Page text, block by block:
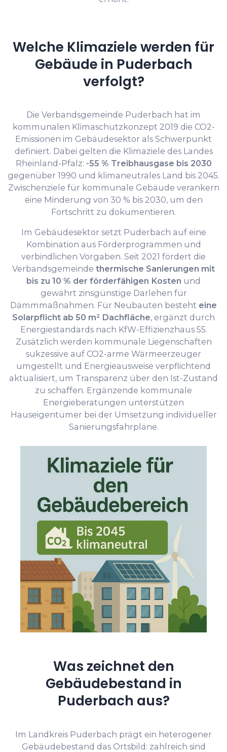
Welche Klimaziele werden für
Gebäude in Puderbach
verfolgt?
Die Verbandsgemeinde Puderbach hat im
kommunalen Klimaschutzkonzept 2019 die CO2-
Emissionen im Gebäudesektor als Schwerpunkt
definiert. Dabei gelten die Klimaziele des Landes
Rheinland-Pfalz: -55 % Treibhausgase bis 2030
gegenüber 1990 und klimaneutrales Land bis 2045.
Zwischenziele für kommunale Gebäude verankern
eine Minderung von 30 % bis 2030, um den
Fortschritt zu dokumentieren.
Im Gebäudesektor setzt Puderbach auf eine
Kombination aus Förderprogrammen und
verbindlichen Vorgaben. Seit 2021 fördert die
Verbandsgemeinde thermische Sanierungen mit
bis zu 10 % der förderfähigen Kosten und
gewährt zinsgünstige Darlehen für
Dämmmaßnahmen. Für Neubauten besteht eine
Solarpflicht ab 50 m² Dachfläche, ergänzt durch
Energiestandards nach KfW-Effizienzhaus 55.
Zusätzlich werden kommunale Liegenschaften
sukzessive auf CO2-arme Wärmeerzeuger
umgestellt und Energieausweise verpflichtend
aktualisiert, um Transparenz über den Ist-Zustand
zu schaffen. Ergänzende kommunale
Energieberatungen unterstützen
Hauseigentümer bei der Umsetzung individueller
Sanierungsfahrpläne.
Was zeichnet den
Gebäudebestand in
Puderbach aus?
Im Landkreis Puderbach prägt ein heterogener
Gebäudebestand das Ortsbild: zahlreich sind